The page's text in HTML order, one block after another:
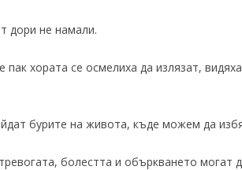
дори не намали.
пак хората се осмелиха да излязат,
бурите на живота, къде можем да
болестта и объркването могат